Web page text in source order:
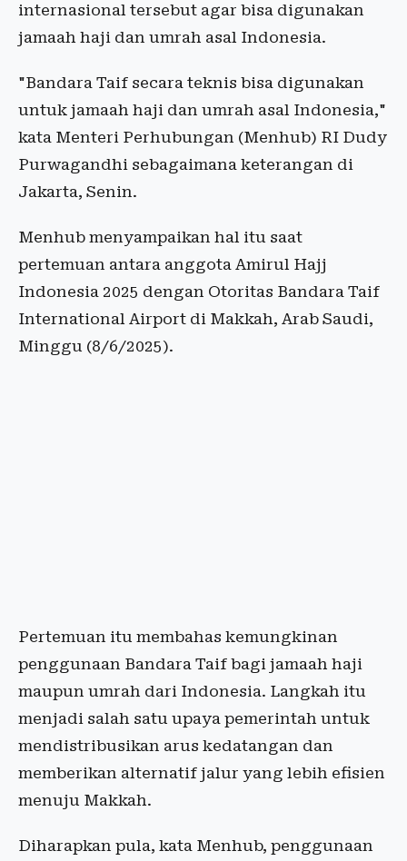
internasional tersebut agar bisa digunakan
jamaah haji dan umrah asal Indonesia.
"Bandara Taif secara teknis bisa digunakan
untuk jamaah haji dan umrah asal Indonesia,"
kata Menteri Perhubungan (Menhub) RI Dudy
Purwagandhi sebagaimana keterangan di
Jakarta, Senin.
Menhub menyampaikan hal itu saat
pertemuan antara anggota Amirul Hajj
Indonesia 2025 dengan Otoritas Bandara Taif
International Airport di Makkah, Arab Saudi,
Minggu (8/6/2025).
Pertemuan itu membahas kemungkinan
penggunaan Bandara Taif bagi jamaah haji
maupun umrah dari Indonesia. Langkah itu
menjadi salah satu upaya pemerintah untuk
mendistribusikan arus kedatangan dan
memberikan alternatif jalur yang lebih efisien
menuju Makkah.
Diharapkan pula, kata Menhub, penggunaan